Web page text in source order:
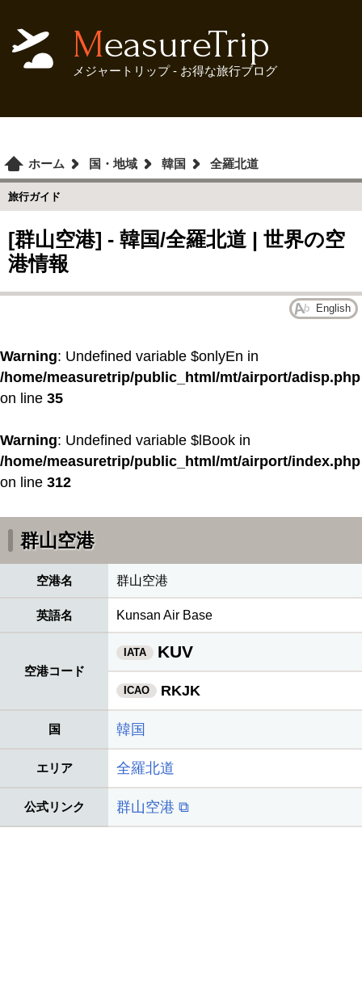
MeasureTrip
メジャートリップ - お得な旅行ブログ
ホーム 国・地域 韓国 全羅北道
旅行ガイド
[群山空港] - 韓国/全羅北道 | 世界の空
港情報
English
Warning: Undefined variable $onlyEn in
/home/measuretrip/public_html/mt/airport/adisp.php
on line 35
Warning: Undefined variable $lBook in
/home/measuretrip/public_html/mt/airport/index.php
on line 312
群山空港
空港名 群山空港
英語名 Kunsan Air Base
空港コード
IATA KUV
ICAO RKJK
国 韓国
エリア 全羅北道
公式リンク 群山空港 ⧉